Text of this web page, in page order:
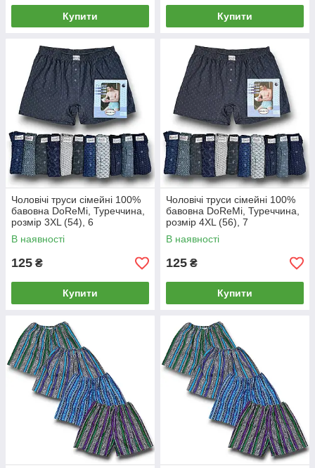
Купити Купити
Чоловічі труси сімейні 100%
бавовна DoReMi, Туреччина,
розмір 3XL (54), 6
В наявності
125 ₴
Купити
Чоловічі труси сімейні 100%
бавовна DoReMi, Туреччина,
розмір 4XL (56), 7
В наявності
125 ₴
Купити